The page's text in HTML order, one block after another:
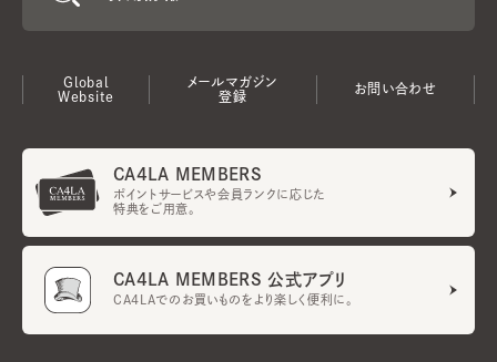
Global
Website
メールマガジン
登録
お問い合わせ
CA4LA MEMBERS
ポイントサービスや会員ランクに応じた
特典をご用意。
CA4LA MEMBERS 公式アプリ
CA4LAでのお買いものをより楽しく便利に。